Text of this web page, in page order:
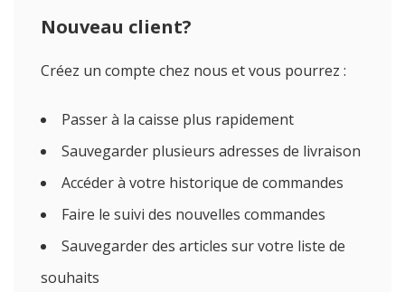
Nouveau client?
Créez un compte chez nous et vous pourrez :
Passer à la caisse plus rapidement
Sauvegarder plusieurs adresses de livraison
Accéder à votre historique de commandes
Faire le suivi des nouvelles commandes
Sauvegarder des articles sur votre liste de
souhaits